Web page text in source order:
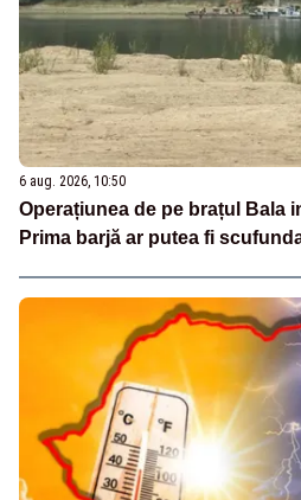
6 aug. 2026, 10:50
Operațiunea de pe brațul Bala
Prima barjă ar putea fi